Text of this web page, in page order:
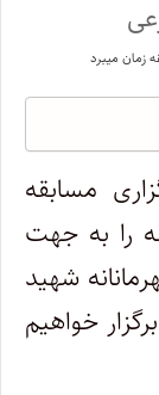
مسابقه
را به جهت
شهید
خواهیم